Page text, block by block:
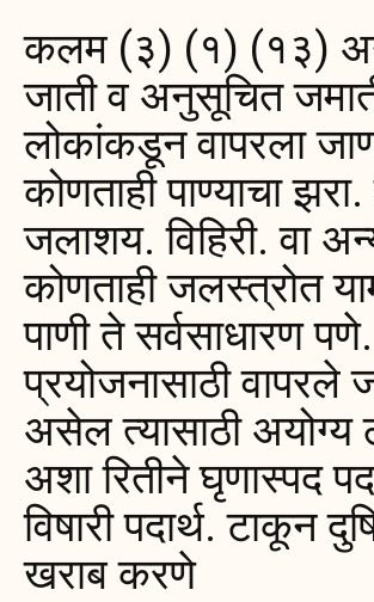
कलम (३) (१) (१३)
जाती व अनुसूचित
लोकांकडून वापरला
कोणताही पाण्याचा
जलाशय. विहिरी. वा
कोणताही जलस्त्रोत
पाणी ते सर्वसाधारण
प्रयोजनासाठी वापरले
असेल त्यासाठी अयोग्य
अशा रितीने घृणास्पद
विषारी पदार्थ. टाकून
खराब करणे